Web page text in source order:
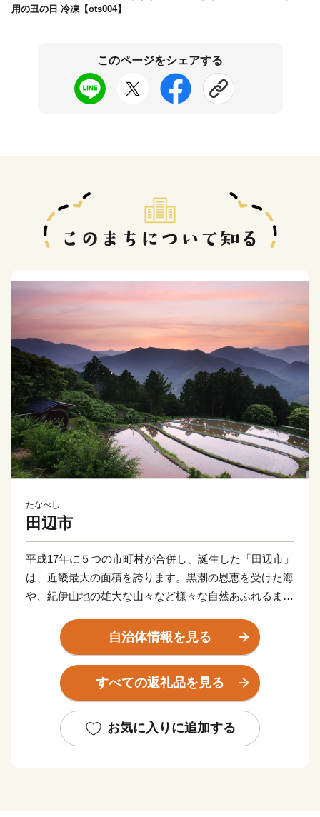
用の丑の日 冷凍【ots004】
このページをシェアする
たなべし
田辺市
平成17年に５つの市町村が合併し、誕生した「田辺市」
は、近畿最大の面積を誇ります。黒潮の恩恵を受けた海
や、紀伊山地の雄大な山々など様々な自然あふれるまち
に登録されている熊野古道、里山の恩恵を活かした持続
可能な農業として世界農業遺産に認定されている「みな
べ・田辺の梅システム」の２つの世界遺産を有していま
す。旅人を癒す温泉、海の幸、山の幸などたくさんの魅
自治体情報を見る
すべての返礼品を見る
お気に入りに追加する